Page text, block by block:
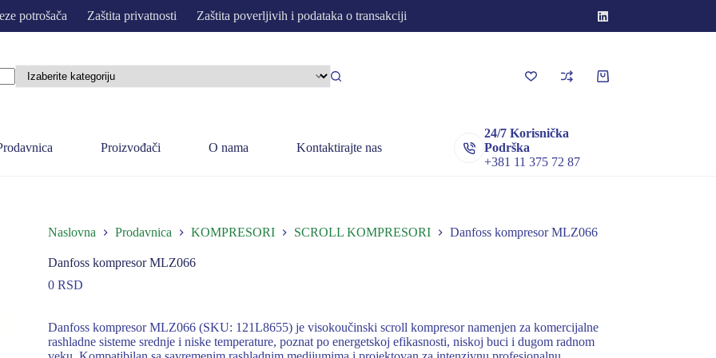
potrošača Zaštita privatnosti Zaštita poverljivih i podataka o transakciji
Korpa
Proizvođači O nama Kontaktirajte nas
24/7 Korisnička
Podrška
+381 11 375 72 87
Naslovna Prodavnica KOMPRESORI SCROLL KOMPRESORI Danfoss kompresor MLZ066
Danfoss kompresor MLZ066
0 RSD
Danfoss kompresor MLZ066 (SKU: 121L8655) je visokoučinski scroll kompresor namenjen za komercijalne
rashladne sisteme srednje i niske temperature, poznat po energetskoj efikasnosti, niskoj buci i dugom radnom